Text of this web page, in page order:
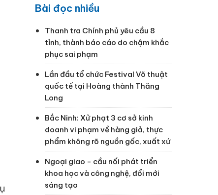
Bài đọc nhiều
Thanh tra Chính phủ yêu cầu 8
tỉnh, thành báo cáo do chậm khắc
phục sai phạm
Lần đầu tổ chức Festival Võ thuật
quốc tế tại Hoàng thành Thăng
Long
Bắc Ninh: Xử phạt 3 cơ sở kinh
doanh vi phạm về hàng giả, thực
phẩm không rõ nguồn gốc, xuất xứ
Ngoại giao - cầu nối phát triển
khoa học và công nghệ, đổi mới
sáng tạo